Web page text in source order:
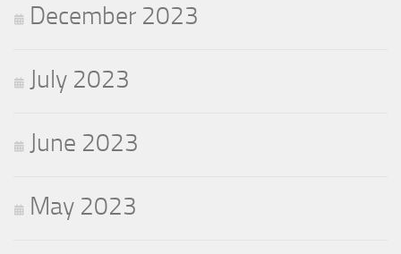
December 2023
July 2023
June 2023
May 2023